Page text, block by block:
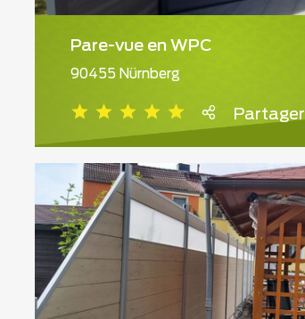
Pare-vue en WPC
90455 Nürnberg
Partager